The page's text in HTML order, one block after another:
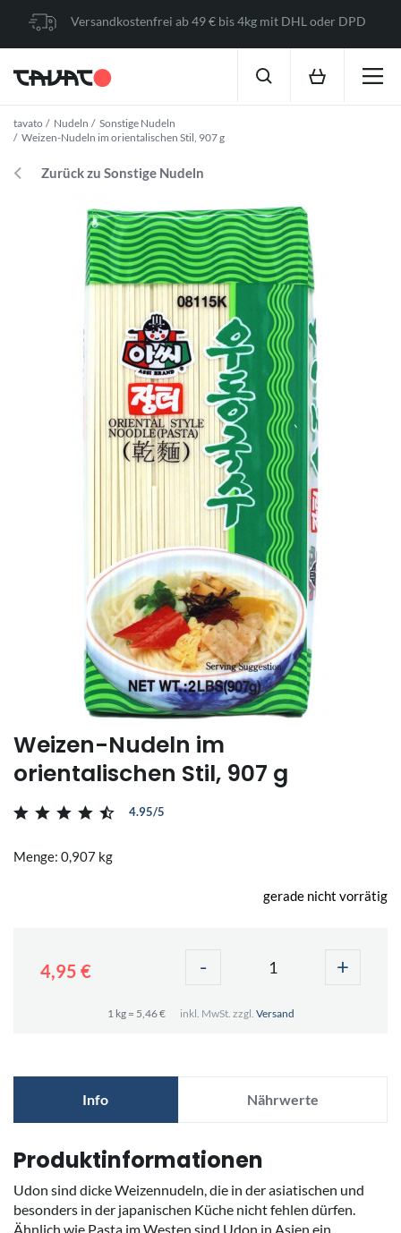
Versandkostenfrei ab 49 € bis 4kg mit DHL oder DPD
tavato Nudeln
Sonstige Nudeln
Weizen-Nudeln im orientalischen Stil, 907 g
Zurück zu Sonstige Nudeln
Weizen-Nudeln im
orientalischen Stil, 907 g
4.95/5
Menge: 0,907 kg
gerade nicht vorrätig
4,95 € - +
1 kg = 5,46 € inkl. MwSt. zzgl. Versand
Info Nährwerte
Produktinformationen
Udon sind dicke Weizennudeln, die in der asiatischen und
besonders in der japanischen Küche nicht fehlen dürfen.
Ähnlich wie Pasta im Westen sind Udon in Asien ein